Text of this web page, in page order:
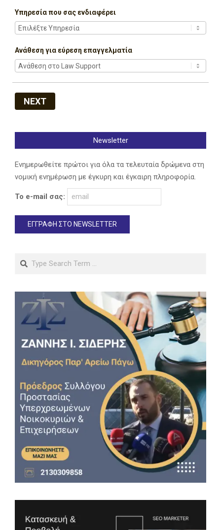
Υπηρεσία που σας ενδιαφέρει
Ανάθεση για εύρεση επαγγελματία
NEXT
Newsletter
Ενημερωθείτε πρώτοι για όλα τα τελευταία δρώμενα στη
νομική ενημέρωση με έγκυρη και έγκαιρη πληροφορία.
Το e-mail σας:
Search